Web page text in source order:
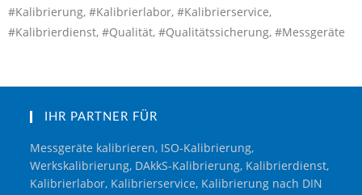
#Kalibrierung, #Kalibrierlabor, #Kalibrierservice,
#Kalibrierdienst, #Qualität, #Qualitätssicherung, #Messgeräte
IHR PARTNER FÜR
Messgeräte kalibrieren, ISO-Kalibrierung,
Werkskalibrierung, DAkkS-Kalibrierung, Kalibrierdienst,
Kalibrierlabor, Kalibrierservice, Kalibrierung nach DIN